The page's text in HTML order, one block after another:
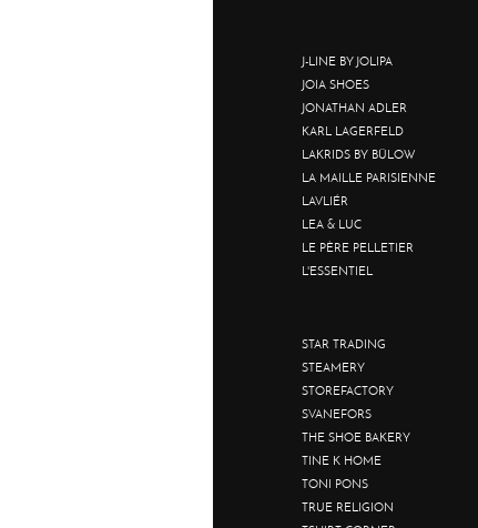
J-LINE BY JOLIPA
JOIA SHOES
JONATHAN ADLER
KARL LAGERFELD
LAKRIDS BY BÜLOW
LA MAILLE PARISIENNE
LAVLIÉR
LEA & LUC
LE PÈRE PELLETIER
L'ESSENTIEL
STAR TRADING
STEAMERY
STOREFACTORY
SVANEFORS
THE SHOE BAKERY
TINE K HOME
TONI PONS
TRUE RELIGION